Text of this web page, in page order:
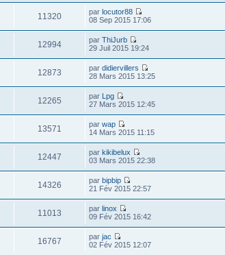
11320 parlocutor88
08 Sep 2015 17:06
12994 parThiJurb
29 Juil 2015 19:24
12873 pardidiervillers
28 Mars 2015 13:25
12265 par Lpg
27 Mars 2015 12:45
13571 parwap
14 Mars 2015 11:15
12447 parkikibelux
03 Mars 2015 22:38
14326 parbipbip
21 Fév 2015 22:57
11013 parlinox
09 Fév 2015 16:42
16767 parjac
02 Fév 2015 12:07